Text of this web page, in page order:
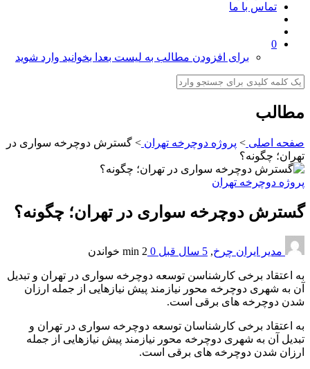
تماس با ما
0
برای افزودن مطالب به لیست بعدا بخوانید وارد شوید
مطالب
صفحه اصلی > پروژه دوچرخه تهران > گسترش دوچرخه سواری در
تهران؛ چگونه؟
پروژه دوچرخه تهران
گسترش دوچرخه سواری در تهران؛ چگونه؟
مدیر ایران چرخ, 5 سال قبل 0
2 min خواندن
به اعتقاد برخی کارشناسن توسعه دوچرخه سواری در تهران و تبدیل
آن به شهری دوچرخه محور نیازمند پیش نیازهایی از جمله ارزان
شدن دوچرخه های برقی است.
به اعتقاد برخی کارشناسان توسعه دوچرخه سواری در تهران و
تبدیل آن به شهری دوچرخه محور نیازمند پیش نیازهایی از جمله
ارزان شدن دوچرخه های برقی است.